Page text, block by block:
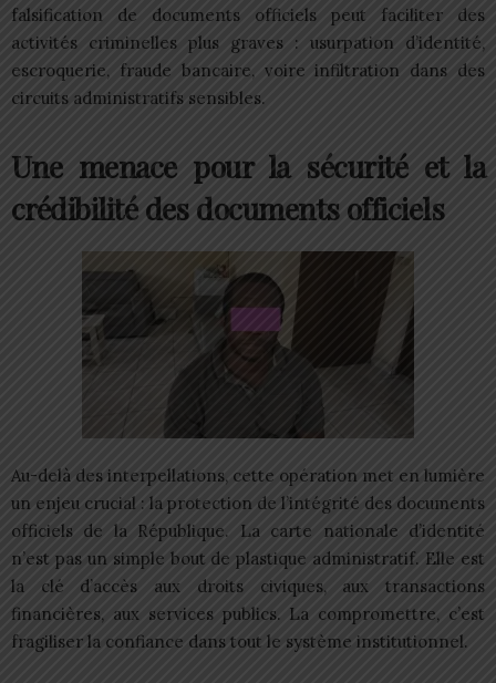
falsification de documents officiels peut faciliter des
activités criminelles plus graves : usurpation d’identité,
escroquerie, fraude bancaire, voire infiltration dans des
circuits administratifs sensibles.
Une menace pour la sécurité et la
crédibilité des documents officiels
Au-delà des interpellations, cette opération met en lumière
un enjeu crucial : la protection de l’intégrité des documents
officiels de la République. La carte nationale d’identité
n’est pas un simple bout de plastique administratif. Elle est
la clé d’accès aux droits civiques, aux transactions
financières, aux services publics. La compromettre, c’est
fragiliser la confiance dans tout le système institutionnel.